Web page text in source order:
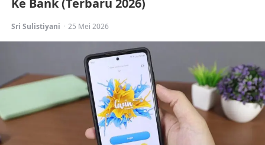
Ke Bank (Terbaru 2026)
Posted
Sri Sulistiyani 25 Mei 2026